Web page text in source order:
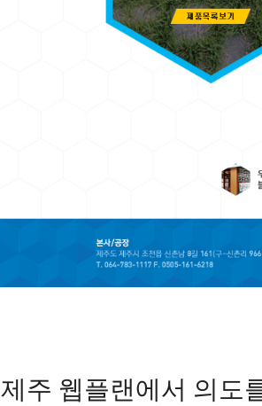
제주 웹플랜에서 의도